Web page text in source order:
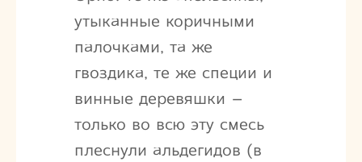
утыканные коричными
палочками, та же
гвоздика, те же специи и
винные деревяшки –
только во всю эту смесь
плеснули альдегидов (в